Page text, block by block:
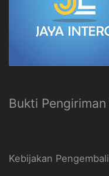
Bukti
Kebijakan